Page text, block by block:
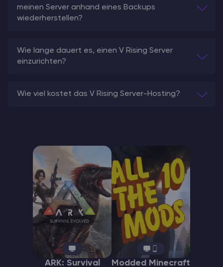
meinen Server anhand eines Backups
wiederherstellen?
Wie lange dauert es, einen V Rising Server
einzurichten?
Wie viel kostet das V Rising Server-Hosting?
ARK: Survival
Modded Minecraft